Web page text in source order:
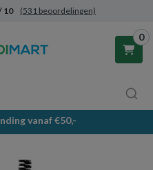
10 (531 beoordelingen)
0
vanaf €50,-